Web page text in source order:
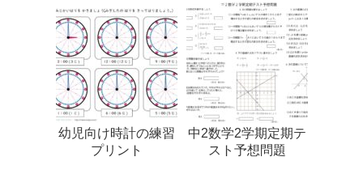
幼児向け時計の練習
プリント
中2数学2学期定期テ
スト予想問題